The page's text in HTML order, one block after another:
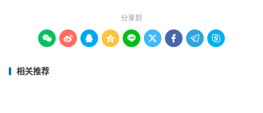
分享到
        
相关推荐